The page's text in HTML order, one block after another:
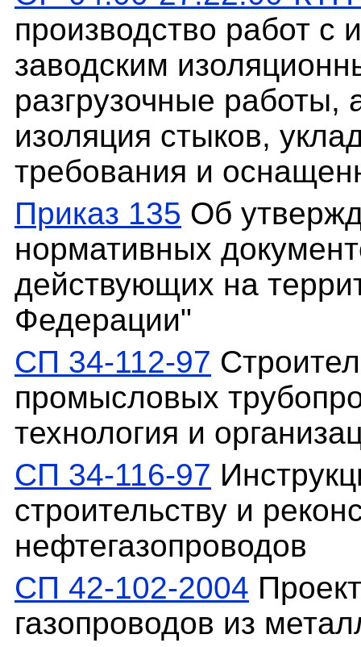
производство работ с
заводским
разгрузочные работы,
изоляция стыков,
требования и
Приказ 135 Об
нормативных
действующих на
Федерации"
СП 34-112-97
промысловых
технология и
СП 34-116-97
строительству и
нефтегазопроводов
СП 42-102-2004
газопроводов из